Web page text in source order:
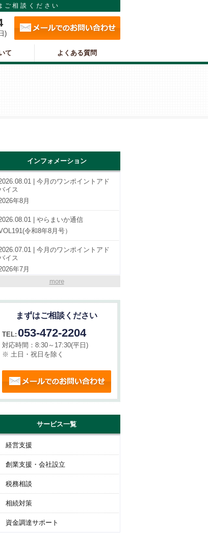
ご相談ください
)
て よくある質問
インフォメーション
| 今月のワンポイントアド
イス
年8月
| やらまいか通信
令和8年8月号）
| 今月のワンポイントアド
イス
年7月
令和8年7月号）
2026.06.01 | 今月のワンポイントアド
2026年6月
more
まずはご相談ください
TEL: 053-472-2204
対応時間： 8:30～17:30(平日)
※ 土日・祝日を除く
メールでのお問い合わせ
サービス一覧
経営支援
創業支援・会社設立
税務相談
相続対策
資金調達サポート